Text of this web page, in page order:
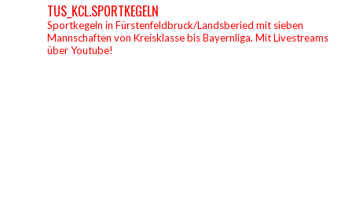
TUS_KCL.SPORTKEGELN
Sportkegeln in Fürstenfeldbruck/Landsberied mit sieben
Mannschaften von Kreisklasse bis Bayernliga. Mit Livestreams
über Youtube!